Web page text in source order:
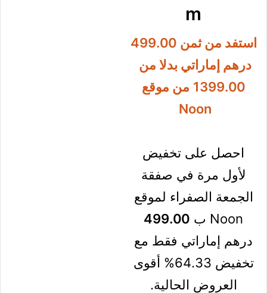
40cm
استفد من ثمن
499.00 درهم
إماراتي بدلا من
1399.00 من
احصل على
تخفيض لأول مرة
في صفقة الجمعة
الصفراء لموقع
Noon ب
499.00درهم